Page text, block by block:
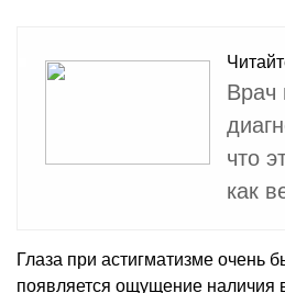
Врач
что
как
Глаза при астигматизме очень
появляется ощущение наличия